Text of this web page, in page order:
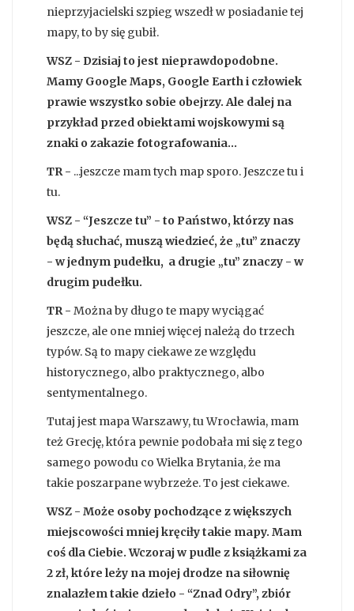
nieprzyjacielski szpieg wszedł w posiadanie tej
mapy, to by się gubił.
WSZ - Dzisiaj to jest nieprawdopodobne.
Mamy Google Maps, Google Earth i człowiek
prawie wszystko sobie obejrzy. Ale dalej na
przykład przed obiektami wojskowymi są
znaki o zakazie fotografowania...
TR - ...jeszcze mam tych map sporo. Jeszcze tu i
tu.
WSZ - “Jeszcze tu” - to Państwo, którzy nas
będą słuchać, muszą wiedzieć, że „tu” znaczy
- w jednym pudełku, a drugie „tu” znaczy - w
drugim pudełku.
TR - Można by długo te mapy wyciągać
jeszcze, ale one mniej więcej należą do trzech
typów. Są to mapy ciekawe ze względu
historycznego, albo praktycznego, albo
sentymentalnego.
Tutaj jest mapa Warszawy, tu Wrocławia, mam
też Grecję, która pewnie podobała mi się z tego
samego powodu co Wielka Brytania, że ma
takie poszarpane wybrzeże. To jest ciekawe.
WSZ - Może osoby pochodzące z większych
miejscowości mniej kręciły takie mapy. Mam
coś dla Ciebie. Wczoraj w pudle z książkami za
2 zł, które leży na mojej drodze na siłownię
znalazłem takie dzieło - “Znad Odry”, zbiór